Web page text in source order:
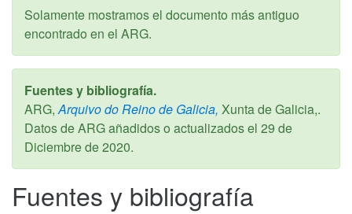
Solamente mostramos el documento más antiguo
encontrado en el ARG.
Fuentes y bibliografía.
ARG, Arquivo do Reino de Galicia, Xunta de Galicia,.
Datos de ARG añadidos o actualizados el 29 de
Diciembre de 2020.
Fuentes y bibliografía